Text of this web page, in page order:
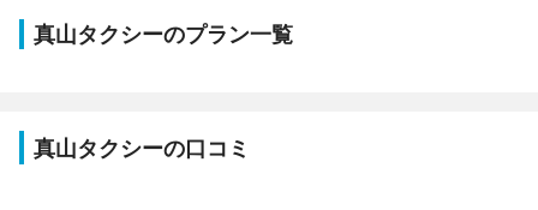
真山タクシーのプラン一覧
真山タクシーの口コミ